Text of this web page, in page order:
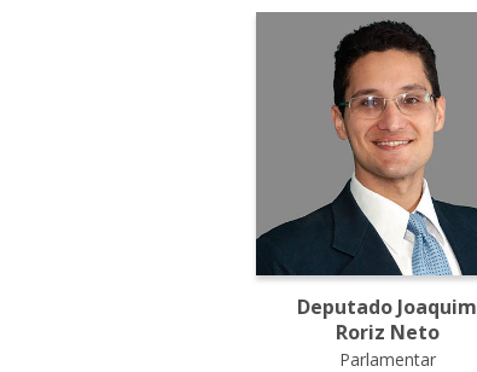
Deputado Joaquim
Roriz Neto
Parlamentar